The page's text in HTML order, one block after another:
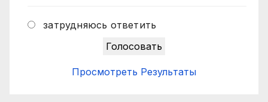
затрудняюсь ответить
Просмотреть Результаты